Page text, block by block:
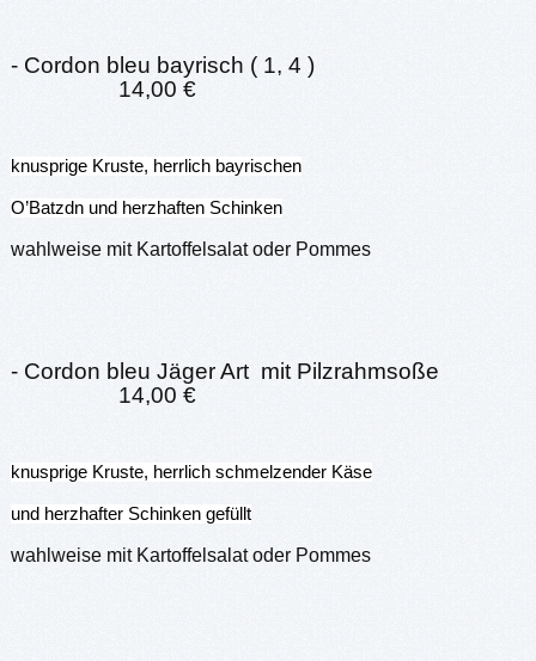
- Cordon bleu bayrisch ( 1, 4 )
14,00 €
knusprige Kruste, herrlich bayrischen
O’Batzdn und herzhaften Schinken
wahlweise mit Kartoffelsalat oder Pommes
- Cordon bleu Jäger Art mit Pilzrahmsoße
14,00 €
knusprige Kruste, herrlich schmelzender Käse
und herzhafter Schinken gefüllt
wahlweise mit Kartoffelsalat oder Pommes